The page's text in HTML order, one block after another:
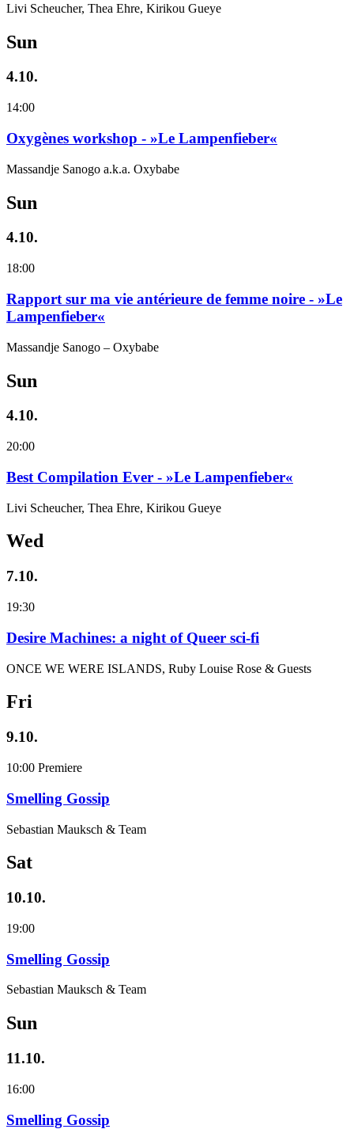
Livi Scheucher, Thea Ehre, Kirikou Gueye
Sun
4.10.
14:00
Oxygènes workshop - »Le Lampenfieber«
Massandje Sanogo a.k.a. Oxybabe
Sun
4.10.
18:00
Rapport sur ma vie antérieure de femme noire - »Le
Lampenfieber«
Massandje Sanogo – Oxybabe
Sun
4.10.
20:00
Best Compilation Ever - »Le Lampenfieber«
Livi Scheucher, Thea Ehre, Kirikou Gueye
Wed
7.10.
19:30
Desire Machines: a night of Queer sci-fi
ONCE WE WERE ISLANDS, Ruby Louise Rose & Guests
Fri
9.10.
10:00 Premiere
Smelling Gossip
Sebastian Mauksch & Team
Sat
10.10.
19:00
Smelling Gossip
Sebastian Mauksch & Team
Sun
11.10.
16:00
Smelling Gossip